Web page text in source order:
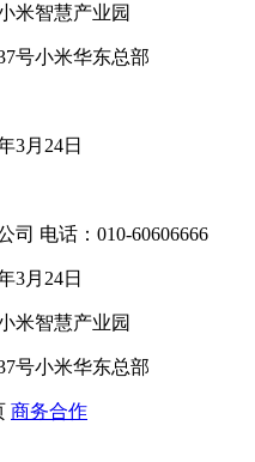
米智慧产业园
号小米华东总部
3月24日
司 电话：010-60606666
3月24日
米智慧产业园
号小米华东总部
商务合作